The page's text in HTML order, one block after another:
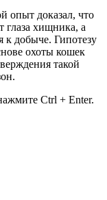
опыт доказал, что
хищника, а
к добыче. Гипотезу
охоты кошек
такой
Ctrl + Enter.